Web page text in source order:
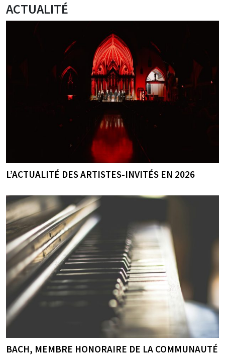
ACTUALITÉ
L’ACTUALITÉ DES ARTISTES-INVITÉS EN 2026
BACH, MEMBRE HONORAIRE DE LA COMMUNAUTÉ